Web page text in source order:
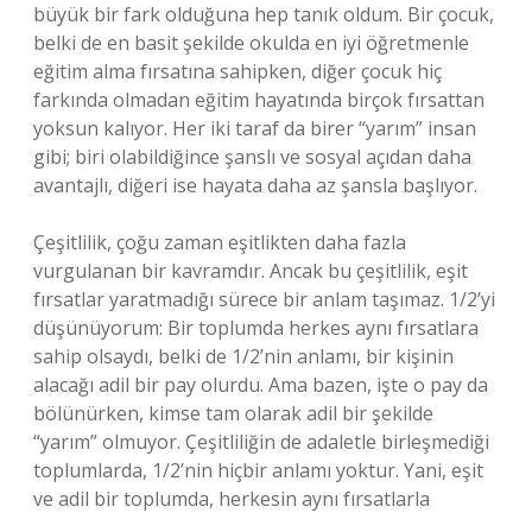
büyük bir fark olduğuna hep tanık oldum. Bir çocuk,
belki de en basit şekilde okulda en iyi öğretmenle
eğitim alma fırsatına sahipken, diğer çocuk hiç
farkında olmadan eğitim hayatında birçok fırsattan
yoksun kalıyor. Her iki taraf da birer “yarım” insan
gibi; biri olabildiğince şanslı ve sosyal açıdan daha
avantajlı, diğeri ise hayata daha az şansla başlıyor.
Çeşitlilik, çoğu zaman eşitlikten daha fazla
vurgulanan bir kavramdır. Ancak bu çeşitlilik, eşit
fırsatlar yaratmadığı sürece bir anlam taşımaz. 1/2’yi
düşünüyorum: Bir toplumda herkes aynı fırsatlara
sahip olsaydı, belki de 1/2’nin anlamı, bir kişinin
alacağı adil bir pay olurdu. Ama bazen, işte o pay da
bölünürken, kimse tam olarak adil bir şekilde
“yarım” olmuyor. Çeşitliliğin de adaletle birleşmediği
toplumlarda, 1/2’nin hiçbir anlamı yoktur. Yani, eşit
ve adil bir toplumda, herkesin aynı fırsatlarla